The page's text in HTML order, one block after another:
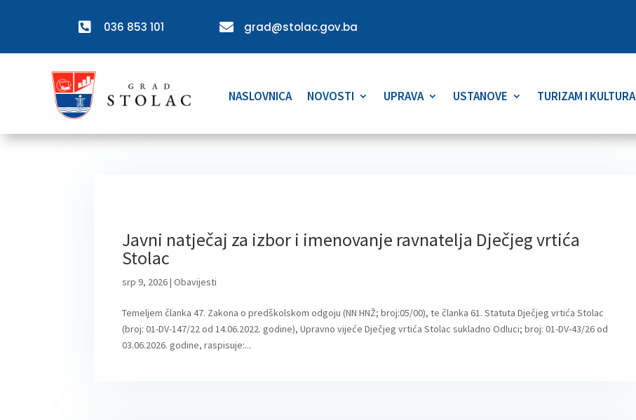
 036 853 101  grad@stolac.gov.ba
NASLOVNICA NOVOSTI UPRAVA USTANOVE TURIZAM I KULTURA
Javni natječaj za izbor i imenovanje ravnatelja Dječjeg vrtića
Stolac
srp 9, 2026|Obavijesti
Temeljem članka 47. Zakona o predškolskom odgoju (NN HNŽ; broj:05/00), te članka 61. Statuta Dječjeg vrtića Stolac
(broj: 01-DV-147/22 od 14.06.2022. godine), Upravno vijeće Dječjeg vrtića Stolac sukladno Odluci; broj: 01-DV-43/26 od
03.06.2026. godine, raspisuje:...